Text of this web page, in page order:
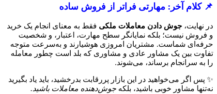
📌 کلام آخر: مهارتی فراتر از فروش ساده
در نهایت، جوش دادن معاملات ملکی فقط به معنای انجام یک خرید
و فروش نیست؛ بلکه نمایانگر سطح مهارت، اعتبار، و شخصیت
حرفه‌ای شماست. مشتریان امروزی هوشیارند و به‌سرعت متوجه
تفاوت بین یک مشاور عادی و مشاوری که بلد است چطور معامله
را به سرانجام برساند، می‌شوند.
✨ پس اگر می‌خواهید در این بازار پررقابت بدرخشید، باید یاد بگیرید
نه‌تنها مشاور خوبی باشید، بلکه جوش‌دهنده معاملات باشید.